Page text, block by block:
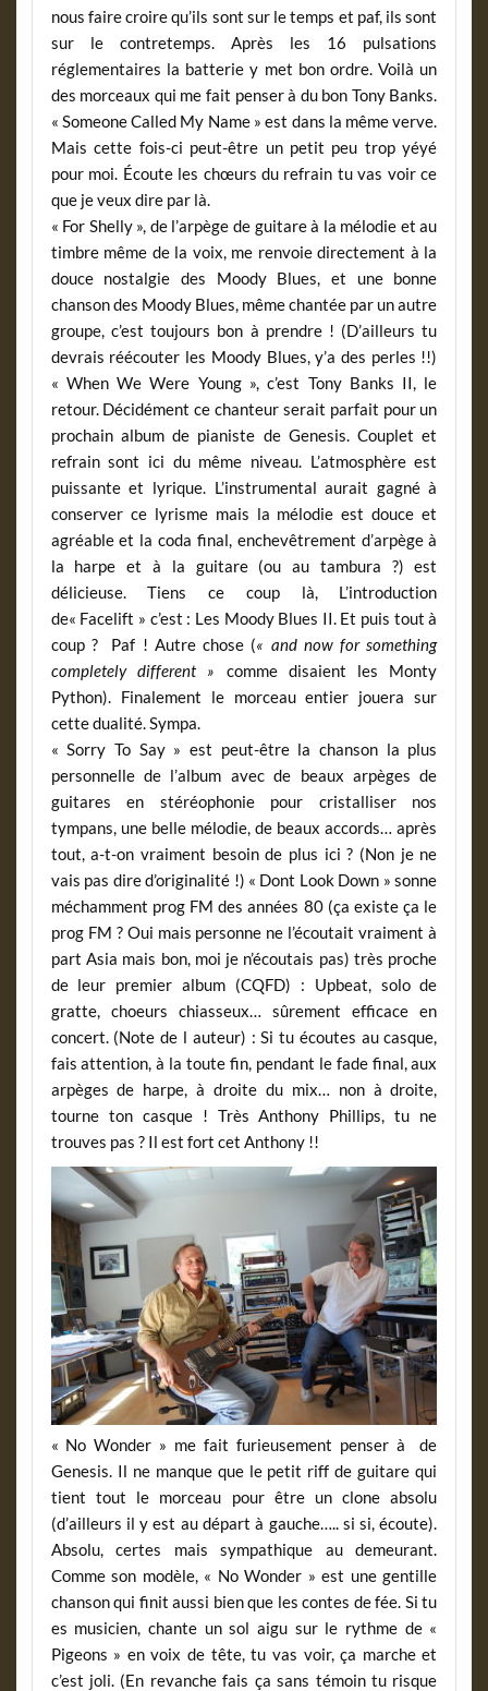
nous faire croire qu’ils sont sur le temps et paf, ils sont
sur le contretemps. Après les 16 pulsations
réglementaires la batterie y met bon ordre. Voilà un
des morceaux qui me fait penser à du bon Tony Banks.
« Someone Called My Name » est dans la même verve.
Mais cette fois-ci peut-être un petit peu trop yéyé
pour moi. Écoute les chœurs du refrain tu vas voir ce
que je veux dire par là.
« For Shelly », de l’arpège de guitare à la mélodie et au
timbre même de la voix, me renvoie directement à la
douce nostalgie des Moody Blues, et une bonne
chanson des Moody Blues, même chantée par un autre
groupe, c’est toujours bon à prendre ! (D’ailleurs tu
devrais réécouter les Moody Blues, y’a des perles !!)
« When We Were Young », c’est Tony Banks II, le
retour. Décidément ce chanteur serait parfait pour un
prochain album de pianiste de Genesis. Couplet et
refrain sont ici du même niveau. L’atmosphère est
puissante et lyrique. L’instrumental aurait gagné à
conserver ce lyrisme mais la mélodie est douce et
agréable et la coda final, enchevêtrement d’arpège à
la harpe et à la guitare (ou au tambura ?) est
délicieuse. Tiens ce coup là, L’introduction
de« Facelift » c’est : Les Moody Blues II. Et puis tout à
coup ? Paf ! Autre chose (« and now for something
completely different » comme disaient les Monty
Python). Finalement le morceau entier jouera sur
cette dualité. Sympa.
« Sorry To Say » est peut-être la chanson la plus
personnelle de l’album avec de beaux arpèges de
guitares en stéréophonie pour cristalliser nos
tympans, une belle mélodie, de beaux accords… après
tout, a-t-on vraiment besoin de plus ici ? (Non je ne
vais pas dire d’originalité !) « Dont Look Down » sonne
méchamment prog FM des années 80 (ça existe ça le
prog FM ? Oui mais personne ne l’écoutait vraiment à
part Asia mais bon, moi je n’écoutais pas) très proche
de leur premier album (CQFD) : Upbeat, solo de
gratte, choeurs chiasseux… sûrement efficace en
concert. (Note de l auteur) : Si tu écoutes au casque,
fais attention, à la toute fin, pendant le fade final, aux
arpèges de harpe, à droite du mix… non à droite,
tourne ton casque ! Très Anthony Phillips, tu ne
trouves pas ? Il est fort cet Anthony !!
« No Wonder » me fait furieusement penser à de
Genesis. Il ne manque que le petit riff de guitare qui
tient tout le morceau pour être un clone absolu
(d’ailleurs il y est au départ à gauche….. si si, écoute).
Absolu, certes mais sympathique au demeurant.
Comme son modèle, « No Wonder » est une gentille
chanson qui finit aussi bien que les contes de fée. Si tu
es musicien, chante un sol aigu sur le rythme de «
Pigeons » en voix de tête, tu vas voir, ça marche et
c’est joli. (En revanche fais ça sans témoin tu risque